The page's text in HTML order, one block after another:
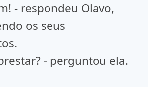
- respondeu Olavo,
os seus
- perguntou ela.